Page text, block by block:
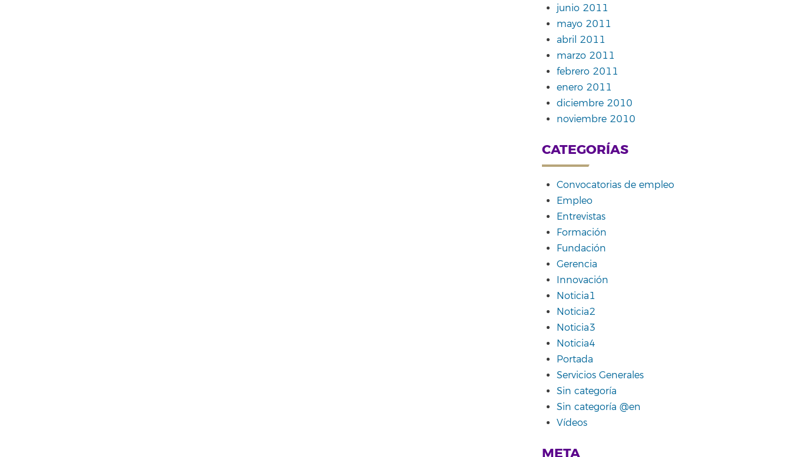
junio 2011
mayo 2011
abril 2011
marzo 2011
febrero 2011
enero 2011
diciembre 2010
noviembre 2010
CATEGORÍAS
Convocatorias de empleo
Empleo
Entrevistas
Formación
Fundación
Gerencia
Innovación
Noticia1
Noticia2
Noticia3
Noticia4
Portada
Servicios Generales
Sin categoría
Sin categoría @en
Vídeos
META